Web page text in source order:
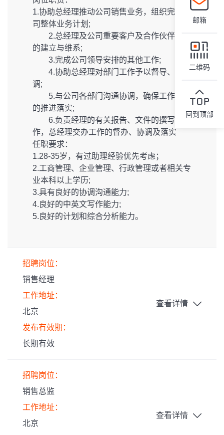
1.协助总经理推动公司销售业务，组织完成公
司整体业务计划;
2.总经理及公司重要客户及合作伙伴关系
的建立与维系;
3.完成公司领导安排的其他工作;
4.协助总经理对部门工作予以督导、协
调;
5.与公司各部门沟通协调，确保工作计划
的推进落实;
6.负责经理的有关报告、文件的撰写工
作，总经理交办工作的督办、协调及落实
任职要求：
1.28-35岁，有过助理经验优先考虑；
2.工商管理、企业管理、行政管理或者相关专
业本科以上学历;
3.具有良好的协调沟通能力;
4.良好的中英文写作能力;
5.良好的计划和综合分析能力。
招聘岗位：
销售经理
工作地址：
北京
发布有效期：
长期有效
查看详情
招聘岗位：
销售总监
工作地址：
北京
查看详情
邮箱
二维码
回到顶部